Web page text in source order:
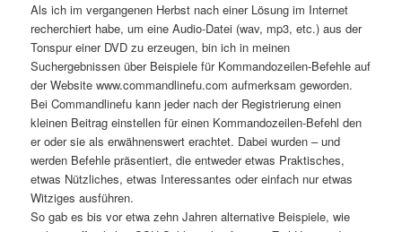
Als ich im vergangenen Herbst nach einer Lösung im Internet
recherchiert habe, um eine Audio-Datei (wav, mp3, etc.) aus der
Tonspur einer DVD zu erzeugen, bin ich in meinen
Suchergebnissen über Beispiele für Kommandozeilen-Befehle auf
der Website www.commandlinefu.com aufmerksam geworden.
Bei Commandlinefu kann jeder nach der Registrierung einen
kleinen Beitrag einstellen für einen Kommandozeilen-Befehl den
er oder sie als erwähnenswert erachtet. Dabei wurden – und
werden Befehle präsentiert, die entweder etwas Praktisches,
etwas Nützliches, etwas Interessantes oder einfach nur etwas
Witziges ausführen.
So gab es bis vor etwa zehn Jahren alternative Beispiele, wie